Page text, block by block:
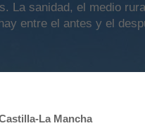
La sanidad, el medio
entre el antes y el
La Mancha